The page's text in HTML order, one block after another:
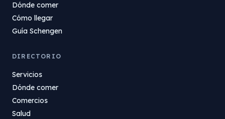
Dónde comer
Cómo llegar
Guía Schengen
DIRECTORIO
Servicios
Dónde comer
Comercios
Salud